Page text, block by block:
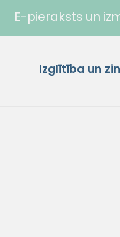
E-pieraksts un
Izglītība un